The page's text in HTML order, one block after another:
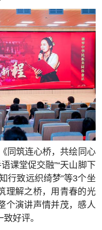
同筑连心桥，共绘同心
课堂促交融”“天山脚下
行致远织绮梦”等3个坐
理解之桥，用青春的光
个演讲声情并茂，感人
好评。